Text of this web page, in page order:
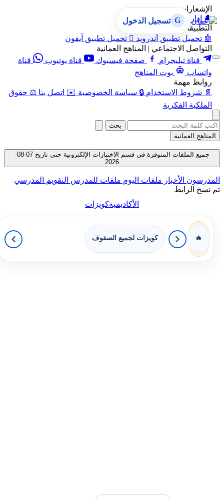
الإشعارات
🔔 إدارة الإشعارات
التطبيقات
🤖 تحميل تطبيق أندرويد  تحميل تطبيق آيفون
التواصل الاجتماعي | المناهج العمانية
قناة تيليجرام
صفحة فيسبوك قناة يوتيوب
قناة
واتساب
بوت المناهج
روابط مهمة
📄 شروط الاستخدام 🔒 سياسة الخصوصية ✉️ اتصل بنا ⚖️ حقوق
الملكية الفكرية
G تسجيل الدخول
بحث
المناهج العمانية
جميع الملفات المتوفرة في قسم الاختبارات الإلكترونية حتى تاريخ 07-08-
2026
المدرسون الأخبار ملفات اليوم ملفات للمدرس التقويم المدرسي
تم نسخ الرابط
الأكاديميةكويزات
🔥 كويزات لجميع الصفوف